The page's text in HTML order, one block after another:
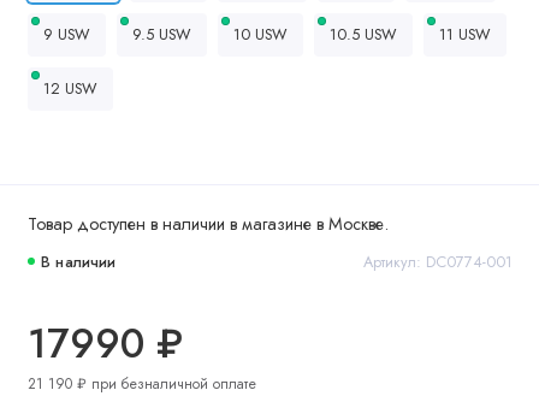
Товар доступен в наличии в магазине в Москве.
В наличии Артикул: DC0774-001
17990 ₽
21 190 ₽ при безналичной оплате
9 USW 9.5 USW 10 USW 10.5 USW 11 USW
12 USW